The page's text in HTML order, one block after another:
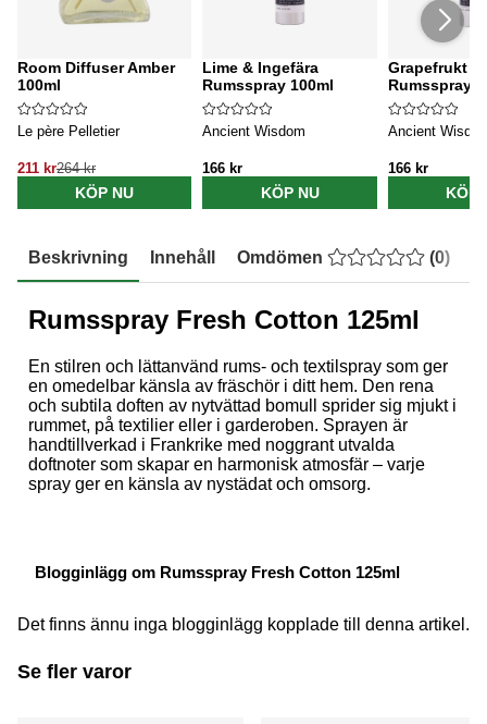
Room Diffuser Amber
100ml
Le père Pelletier
211 kr264 kr
KÖP NU
Lime & Ingefära
Rumsspray 100ml
Ancient Wisdom
166 kr
KÖP NU
Grapefrukt &
Rumsspray
Ancient
166 kr
KÖP
Beskrivning Innehåll Omdömen (0)
Rumsspray Fresh Cotton 125ml
En stilren och lättanvänd rums- och textilspray som ger
en omedelbar känsla av fräschör i ditt hem. Den rena
och subtila doften av nytvättad bomull sprider sig mjukt i
rummet, på textilier eller i garderoben. Sprayen är
handtillverkad i Frankrike med noggrant utvalda
doftnoter som skapar en harmonisk atmosfär – varje
spray ger en känsla av nystädat och omsorg.
Blogginlägg om Rumsspray Fresh Cotton 125ml
Det finns ännu inga blogginlägg kopplade till denna artikel.
Se fler varor